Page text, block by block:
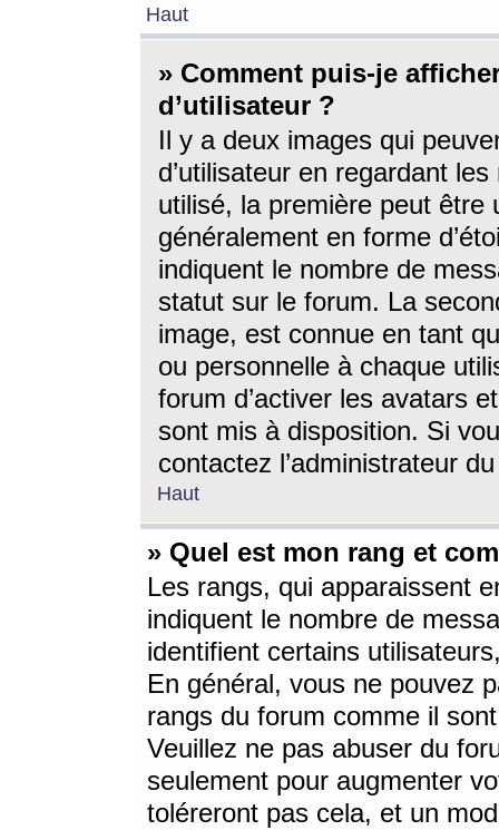
Haut
» Comment puis-je
d’utilisateur ?
Il y a deux images qui
d’utilisateur en regardant
utilisé, la première peut être
généralement en forme
indiquent le nombre de
statut sur le forum. La
image, est connue en tant
ou personnelle à chaque
forum d’activer les avatars
sont mis à disposition. Si
contactez l’administrateur
Haut
» Quel est mon rang et
Les rangs, qui apparaissent
indiquent le nombre de
identifient certains
En général, vous ne pouvez
rangs du forum comme il
Veuillez ne pas abuser du
seulement pour augmenter
toléreront pas cela, et un